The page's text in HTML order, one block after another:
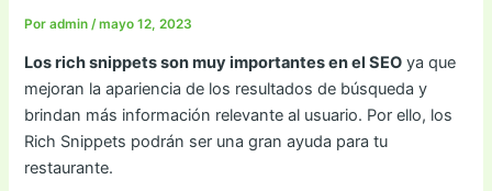
Poradmin/mayo 12, 2023
Los rich snippets son muy importantes en el SEO ya que
mejoran la apariencia de los resultados de búsqueda y
brindan más información relevante al usuario. Por ello, los
Rich Snippets podrán ser una gran ayuda para tu
restaurante.